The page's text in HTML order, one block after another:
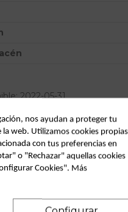
2022-05-31
puerta delantera
IAM
nos ayudan a proteger tu
la web. Utilizamos cookies propias
con tus preferencias en
o "Rechazar" aquellas cookies
Cookies". Más